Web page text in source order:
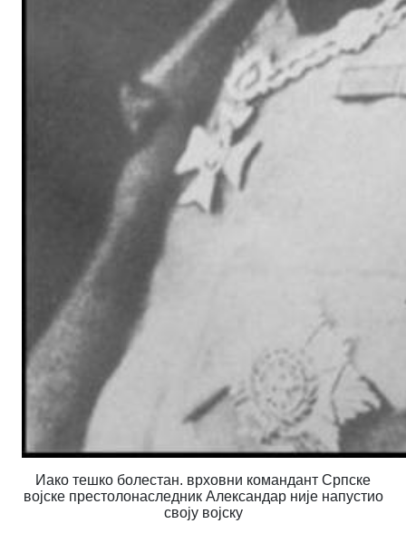
Иако тешко болестан. врховни командант Српске
војске престолонаследник Александар није напустио
своју војску